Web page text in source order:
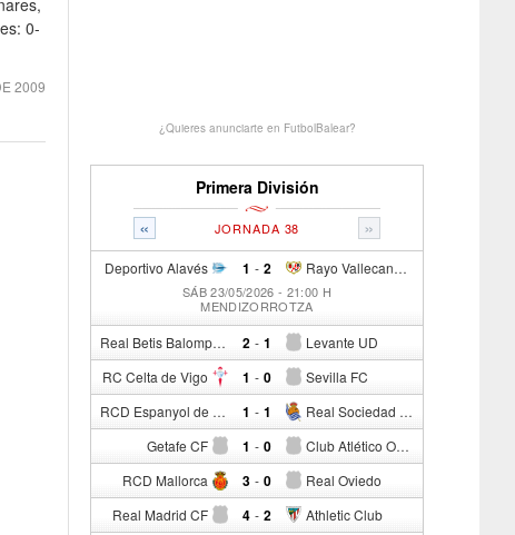
0-
2009
¿Quieres anunciarte en FutbolBalear?
Primera División
« »
JORNADA 38
Deportivo Alavés 1 - Rayo Vallecano de Madrid
2
SÁB 23/05/2026 - 21:00 H
MENDIZORROTZA
Real Betis Balompié 2 - Levante UD
1
RC Celta de Vigo 1 - Sevilla FC
0
RCD Espanyol de Barcelona 1 - Real Sociedad de Fútbol
1
Getafe CF 1 - Club Atlético Osasuna
0
RCD Mallorca 3 - Real Oviedo
0
Real Madrid CF 4 - Athletic Club
2